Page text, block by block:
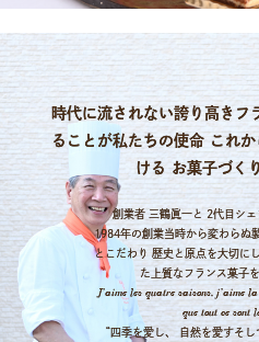
時代に流されない誇り高きフ
ることが私たちの使命これか
ける お菓子づく
創業者 三鶴眞一と 2代目シ
1984年の創業当時から変わらぬ
とこだわり 歴史と原点を大切に
た上質なフランス菓子を
J’aime les quatre saisons, j’aime
que tout ce sont
“四季を愛し、 自然を愛すそし